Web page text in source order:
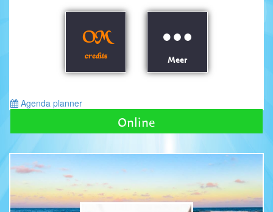
OM
credits Meer
Agenda planner
Online